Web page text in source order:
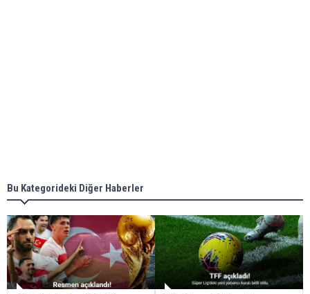
Bu Kategorideki Diğer Haberler